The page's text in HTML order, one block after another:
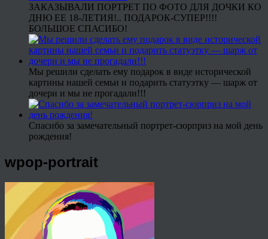
ЗАКАЗЫВАЛИ ПОРТРЕТ ПО ФОТО ДЛЯ ДОЧКИ КО
ДНЮ ЕЕ 18-ЛЕТИЯ!.. ПОДАРОК-СУПЕР!!!!
БОЛЬШОЕ СПАСИБО!
Мы решили сделать ему подарок в виде исторической
картины нашей семьи и подарить статуэтку — шарж от
дочери и мы не прогадали!!!
Спасибо за замечательный портрет-сюрприз на мой день
рождения!
wpop-portrait